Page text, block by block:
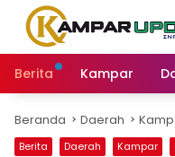
Langsung
konten
Berita
Kampar
Beranda Daerah
Berita Daerah Kampar